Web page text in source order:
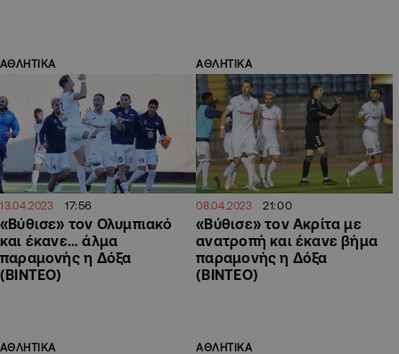
ΑΘΛΗΤΙΚΑ
13.04.2023 17:56
«Βύθισε» τον Ολυμπιακό
και έκανε… άλμα
παραμονής η Δόξα
(ΒΙΝΤΕΟ)
ΑΘΛΗΤΙΚΑ
08.04.2023 21:00
«Βύθισε» τον Ακρίτα με
ανατροπή και έκανε βήμα
παραμονής η Δόξα
(ΒΙΝΤΕΟ)
ΑΘΛΗΤΙΚΑ ΑΘΛΗΤΙΚΑ